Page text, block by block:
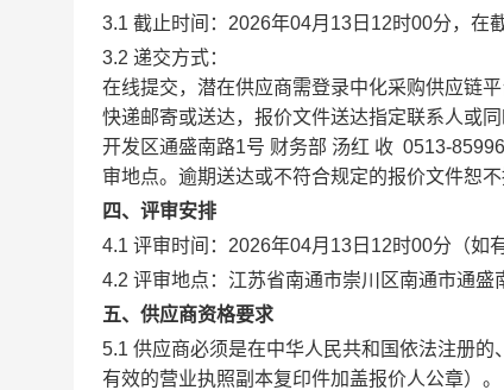
3.1 截止时间：2026年04月13日12时00分，在
3.2 递交方式：
在线提交，潜在供应商需登录中化采购供应链
快递邮寄或送达，报价文件送达指定联系人或
开发区通盛南路1号 财务部 汤红 收 0513-
审地点。逾期送达或不符合规定的报价文件恕不
四、评审安排
4.1 评审时间：2026年04月13日12时00分（如
4.2 评审地点：江苏省南通市崇川区南通市通盛
五、供应商资格要求
5.1 供应商必须是在中华人民共和国依法注册
有效的营业执照副本复印件加盖报价人公章）。